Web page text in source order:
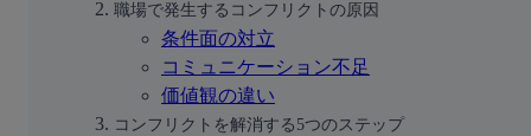
職場で発生するコンフリクトの原因
条件面の対立
コミュニケーション不足
価値観の違い
コンフリクトを解消する5つのステップ